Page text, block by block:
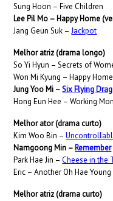
Sung Hoon – Five Children
Lee Pil Mo – Happy Home
Jang Geun Suk –Jackpot
Melhor atriz (drama longo)
So Yi Hyun – Secrets of
Won Mi Kyung – Happy Home
Jung Yoo Mi –Six Flying
Hong Eun Hee – Working
Melhor ator (drama curto)
Kim Woo Bin –
Namgoong Min – Remember
Park Hae Jin –Cheese in the
Eric – Another Oh Hae Young
Melhor atriz (drama curto)